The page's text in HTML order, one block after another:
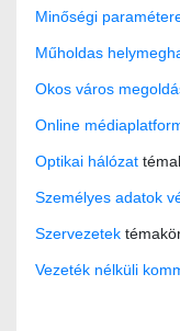
Minőségi
Műholdas
Okos város
Online
Optikai hálózat
Személyes adatok
Szervezetek
Vezeték nélküli